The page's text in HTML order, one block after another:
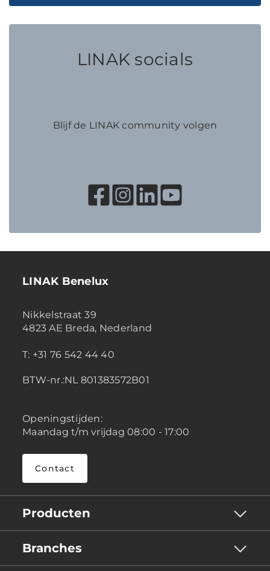
LINAK socials
Blijf de LINAK community volgen
LINAK Benelux
Nikkelstraat 39
4823 AE Breda, Nederland
T: +31 76 542 44 40
BTW-nr.:NL 801383572B01
Openingstijden:
Maandag t/m vrijdag 08:00 - 17:00
Contact
Producten
Branches